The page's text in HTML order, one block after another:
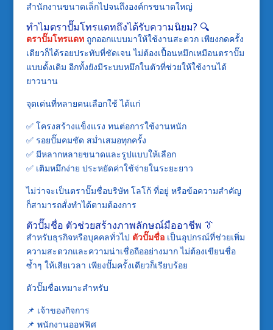
สำนักงานขนาดเล็กไปจนถึงองค์กรขนาดใหญ่
ทำไมตราปั๊มโทรแดทถึงได้รับความนิยม? 🔍
ตราปั๊มโทรแดท ถูกออกแบบมาให้ใช้งานสะดวก เพียงกดครั้ง
เดียวก็ได้รอยประทับที่ชัดเจน ไม่ต้องเปื้อนหมึกเหมือนตราปั๊ม
แบบดั้งเดิม อีกทั้งยังมีระบบหมึกในตัวที่ช่วยให้ใช้งานได้
ยาวนาน
จุดเด่นที่หลายคนเลือกใช้ ได้แก่
✅ โครงสร้างแข็งแรง ทนต่อการใช้งานหนัก
✅ รอยปั๊มคมชัด สม่ำเสมอทุกครั้ง
✅ มีหลากหลายขนาดและรูปแบบให้เลือก
✅ เติมหมึกง่าย ประหยัดค่าใช้จ่ายในระยะยาว
ไม่ว่าจะเป็นตราปั๊มชื่อบริษัท โลโก้ ที่อยู่ หรือข้อความสำคัญ
ก็สามารถสั่งทำได้ตามต้องการ
ตัวปั๊มชื่อ ตัวช่วยสร้างภาพลักษณ์มืออาชีพ 👔
สำหรับธุรกิจหรือบุคคลทั่วไป ตัวปั๊มชื่อเป็นอุปกรณ์ที่ช่วยเพิ่ม
ความสะดวกและความน่าเชื่อถืออย่างมาก ไม่ต้องเขียนชื่อ
ซ้ำๆ ให้เสียเวลา เพียงปั๊มครั้งเดียวก็เรียบร้อย
ตัวปั๊มชื่อเหมาะสำหรับ
📌 เจ้าของกิจการ
📌 พนักงานออฟฟิศ